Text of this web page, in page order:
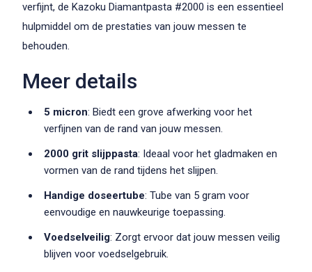
verfijnt, de Kazoku Diamantpasta #2000 is een essentieel
hulpmiddel om de prestaties van jouw messen te
behouden.
Meer details
5 micron: Biedt een grove afwerking voor het
verfijnen van de rand van jouw messen.
2000 grit slijppasta: Ideaal voor het gladmaken en
vormen van de rand tijdens het slijpen.
Handige doseertube: Tube van 5 gram voor
eenvoudige en nauwkeurige toepassing.
Voedselveilig: Zorgt ervoor dat jouw messen veilig
blijven voor voedselgebruik.